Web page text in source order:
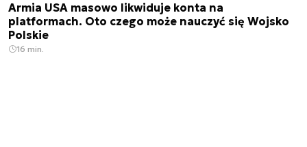
Armia USA masowo likwiduje konta na
platformach. Oto czego może nauczyć się Wojsko
Polskie
16 min.